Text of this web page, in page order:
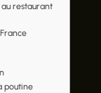
au restaurant
poutine